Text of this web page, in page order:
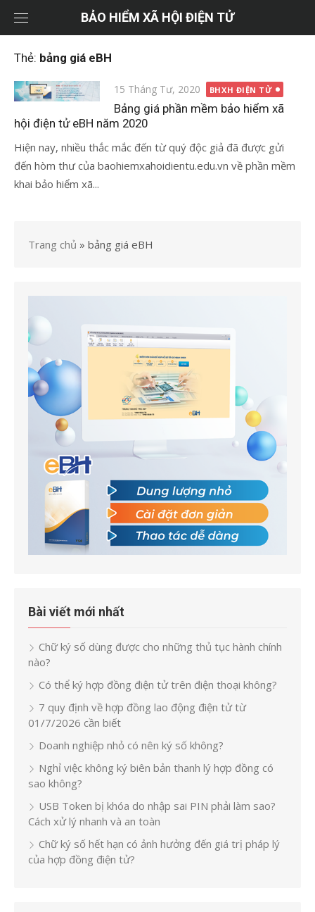
dung
BẢO HIỂM XÃ HỘI ĐIỆN TỬ
Thẻ: bảng giá eBH
Đăng
vào
15 Tháng Tư, 2020 BHXH ĐIỆN TỬ
Bảng giá phần mềm bảo hiểm xã
hội điện tử eBH năm 2020
Hiện nay, nhiều thắc mắc đến từ quý độc giả đã được gửi
đến hòm thư của baohiemxahoidientu.edu.vn về phần mềm
khai bảo hiểm xã...
Trang chủ » bảng giá eBH
Bài viết mới nhất
Chữ ký số dùng được cho những thủ tục hành chính
nào?
Có thể ký hợp đồng điện tử trên điện thoại không?
7 quy định về hợp đồng lao động điện tử từ
01/7/2026 cần biết
Doanh nghiệp nhỏ có nên ký số không?
Nghỉ việc không ký biên bản thanh lý hợp đồng có
sao không?
USB Token bị khóa do nhập sai PIN phải làm sao?
Cách xử lý nhanh và an toàn
Chữ ký số hết hạn có ảnh hưởng đến giá trị pháp lý
của hợp đồng điện tử?